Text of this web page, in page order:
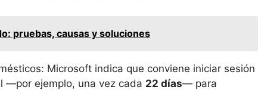
pruebas, causas y soluciones
Microsoft indica que conviene iniciar sesión
—por ejemplo, una vez cada 22 días— para